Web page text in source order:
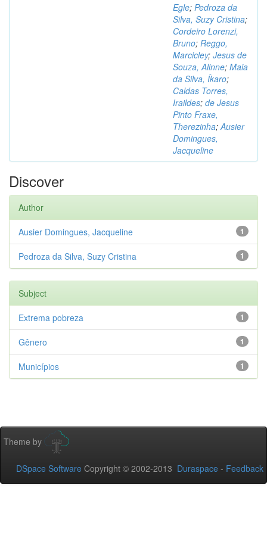
Egle; Pedroza da
Silva, Suzy Cristina;
Cordeiro Lorenzi,
Bruno; Reggo,
Marcicley; Jesus de
Souza, Alinne; Maia
da Silva, Íkaro;
Caldas Torres,
Iraildes; de Jesus
Pinto Fraxe,
Therezinha;Ausier
Domingues,
Jacqueline
Discover
Author
1
Ausier Domingues, Jacqueline
1
Pedroza da Silva, Suzy Cristina
Subject
1
Extrema pobreza
1
Gênero
1
Municípios
Theme by
DSpace Software Copyright © 2002-2013 Duraspace - Feedback